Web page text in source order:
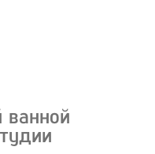
ванной